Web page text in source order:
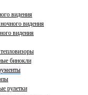
видения
видения
видения
бинокли
рулетки